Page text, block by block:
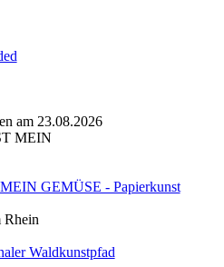
am 23.08.2026
GEMÜSE - Papierkunst
Rhein
Waldkunstpfad